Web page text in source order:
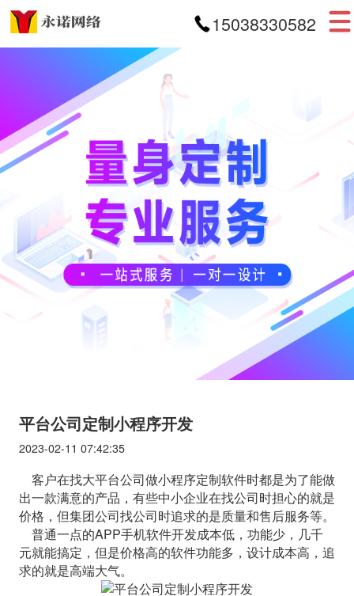
15038330582
首页
APP开发
小程序开发
案例展示
新闻资讯
关于我们
平台公司定制小程序开发
2023-02-11 07:42:35
客户在找大平台公司做小程序定制软件时都是为了能做
出一款满意的产品，有些中小企业在找公司时担心的就是
价格，但集团公司找公司时追求的是质量和售后服务等。
普通一点的APP手机软件开发成本低，功能少，几千
元就能搞定，但是价格高的软件功能多，设计成本高，追
求的就是高端大气。